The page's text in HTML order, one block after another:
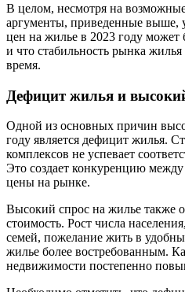
В целом, несмотря на
аргументы, приведенные выше,
цен на жилье в 2023 году
и что стабильность рынка
время.
Дефицит жилья и
Одной из основных причин
году является дефицит жилья.
комплексов не успевает
Это создает конкуренцию
цены на рынке.
Высокий спрос на жилье также
стоимость. Рост числа
семей, пожелание жить в
жилье более востребованным.
недвижимости постепенно